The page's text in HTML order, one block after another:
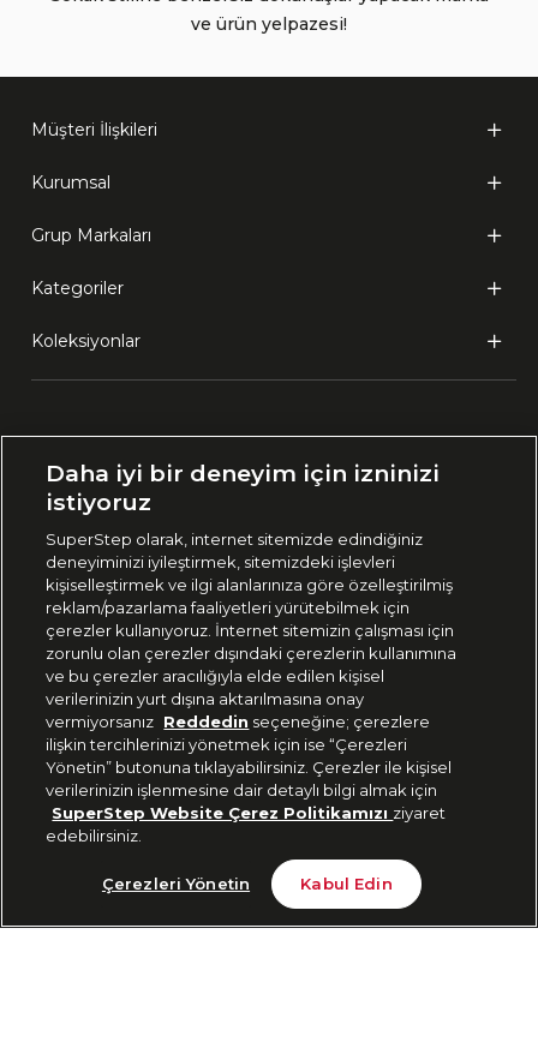
Tükendi
ve ürün yelpazesi!
Müşteri İlişkileri
Kurumsal
Grup Markaları
Kategoriler
Koleksiyonlar
🇹🇷 Türkiye
444 37 36
Uygulamadan Takip Edin
Bizi Takip Edin
Daha iyi bir deneyim için izninizi
istiyoruz
SuperStep olarak, internet sitemizde edindiğiniz
deneyiminizi iyileştirmek, sitemizdeki işlevleri
kişiselleştirmek ve ilgi alanlarınıza göre özelleştirilmiş
reklam/pazarlama faaliyetleri yürütebilmek için
çerezler kullanıyoruz. İnternet sitemizin çalışması için
zorunlu olan çerezler dışındaki çerezlerin kullanımına
ve bu çerezler aracılığıyla elde edilen kişisel
verilerinizin yurt dışına aktarılmasına onay
vermiyorsanız Reddedin seçeneğine; çerezlere
ilişkin tercihlerinizi yönetmek için ise “Çerezleri
Yönetin” butonuna tıklayabilirsiniz. Çerezler ile kişisel
verilerinizin işlenmesine dair detaylı bilgi almak için
SuperStep Website Çerez Politikamızı ziyaret
edebilirsiniz.
Çerezleri Yönetin Kabul Edin